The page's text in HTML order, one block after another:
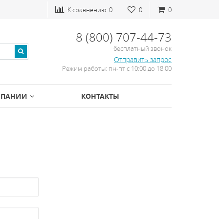
0
0
К сравнению: 0
8 (800) 707-44-73
бесплатный звонок
Отправить запрос
Режим работы: пн-пт с 10:00 до 18:00
КОНТАКТЫ